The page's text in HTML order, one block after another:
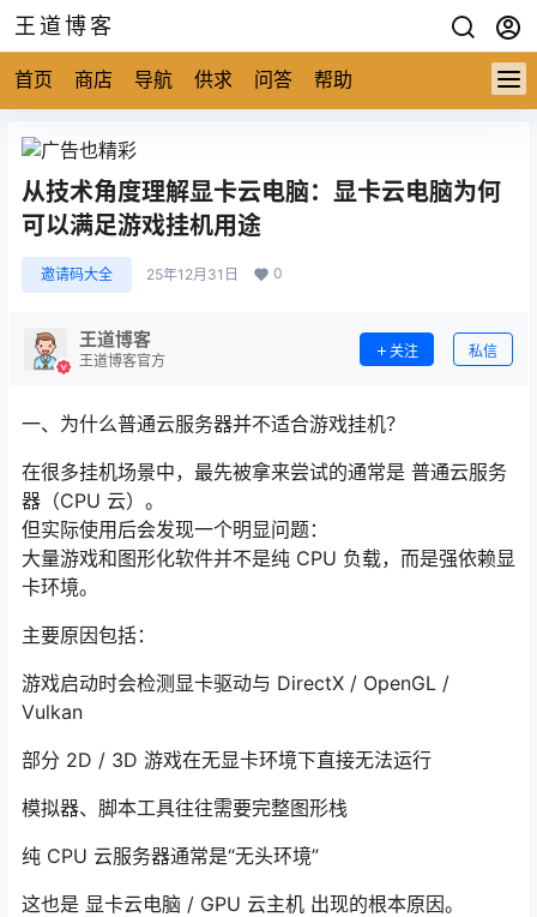
王道博客
首页 商店 导航 供求 问答 帮助
从技术角度理解显卡云电脑：显卡云电脑为何
可以满足游戏挂机用途
邀请码大全 25年12月31日 0
王道博客
王道博客官方
关注 私信
一、为什么普通云服务器并不适合游戏挂机？
在很多挂机场景中，最先被拿来尝试的通常是 普通云服务
器（CPU 云）。
但实际使用后会发现一个明显问题：
大量游戏和图形化软件并不是纯 CPU 负载，而是强依赖显
卡环境。
主要原因包括：
游戏启动时会检测显卡驱动与 DirectX / OpenGL /
Vulkan
部分 2D / 3D 游戏在无显卡环境下直接无法运行
模拟器、脚本工具往往需要完整图形栈
纯 CPU 云服务器通常是“无头环境”
这也是 显卡云电脑 / GPU 云主机 出现的根本原因。